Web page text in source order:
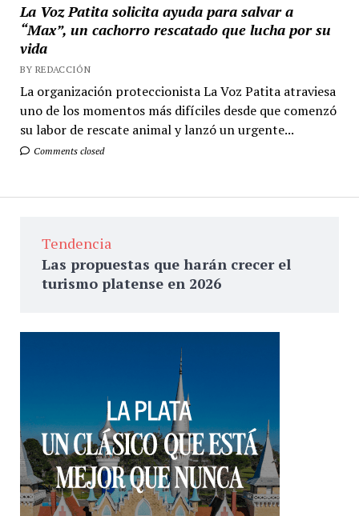
La Voz Patita solicita ayuda para salvar a
“Max”, un cachorro rescatado que lucha por su
vida
BY REDACCIÓN
La organización proteccionista La Voz Patita atraviesa
uno de los momentos más difíciles desde que comenzó
su labor de rescate animal y lanzó un urgente...
Comments closed
Tendencia
Las propuestas que harán crecer el
turismo platense en 2026